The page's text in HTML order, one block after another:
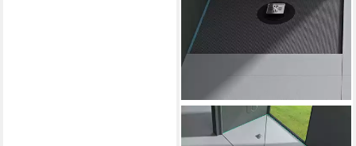
MAI & MAI
Duschwanne Duschelement